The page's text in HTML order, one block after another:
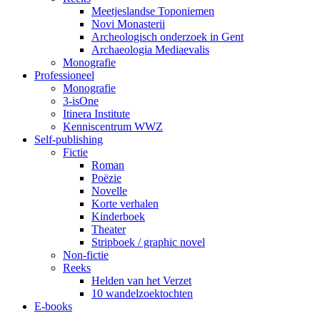
Meetjeslandse Toponiemen
Novi Monasterii
Archeologisch onderzoek in Gent
Archaeologia Mediaevalis
Monografie
Professioneel
Monografie
3-isOne
Itinera Institute
Kenniscentrum WWZ
Self-publishing
Fictie
Roman
Poëzie
Novelle
Korte verhalen
Kinderboek
Theater
Stripboek / graphic novel
Non-fictie
Reeks
Helden van het Verzet
10 wandelzoektochten
E-books